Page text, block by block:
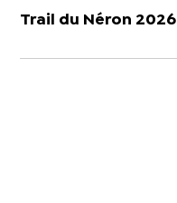
Trail du Néron 2026